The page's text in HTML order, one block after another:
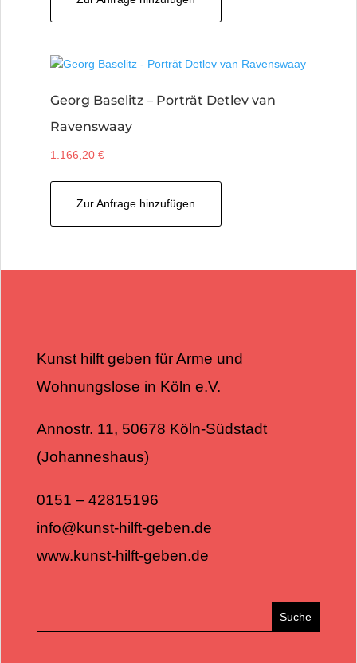
Georg Baselitz – Porträt Detlev van
Ravenswaay
1.166,20€
Zur Anfrage hinzufügen
Kunst hilft geben für Arme und
Wohnungslose in Köln e.V.
Annostr. 11, 50678 Köln-Südstadt
(Johanneshaus)
0151 – 42815196
info@kunst-hilft-geben.de
www.kunst-hilft-geben.de